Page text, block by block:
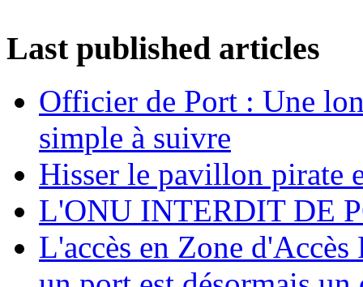
Last published articles
Officier de Port : Une
simple à suivre
Hisser le pavillon pirate
L'ONU INTERDIT DE
L'accès en Zone